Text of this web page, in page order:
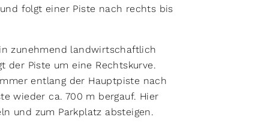
folgt einer Piste nach rechts bis
zunehmend landwirtschaftlich
der Piste um eine Rechtskurve.
entlang der Hauptpiste nach
wieder ca. 700 m bergauf. Hier
und zum Parkplatz absteigen.